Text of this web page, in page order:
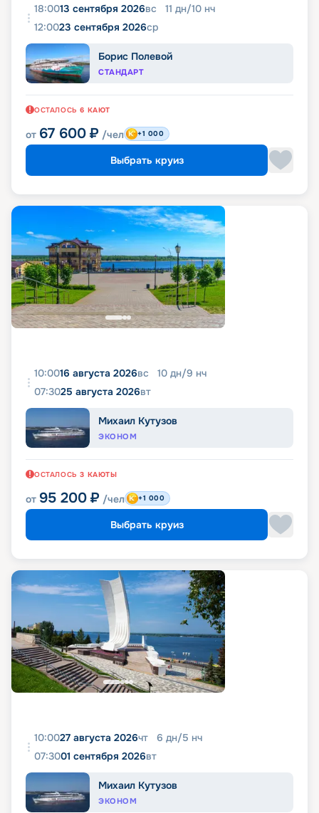
18:0013 сентября 2026вс 11 дн/10 нч
12:0023 сентября 2026ср
Борис Полевой
СТАНДАРТ
ОСТАЛОСЬ 6 КАЮТ
от 67 600 ₽ /чел +1 000
Выбрать круиз
10:0016 августа 2026вс 10 дн/9 нч
07:3025 августа 2026вт
Михаил Кутузов
ЭКОНОМ
ОСТАЛОСЬ 3 КАЮТЫ
от 95 200 ₽ /чел +1 000
Выбрать круиз
10:0027 августа 2026чт 6 дн/5 нч
07:3001 сентября 2026вт
Михаил Кутузов
ЭКОНОМ